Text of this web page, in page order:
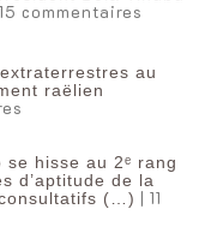
commentaires
au
raëlien
se hisse au 2ᵉ rang
d’aptitude de la
(…) | 11